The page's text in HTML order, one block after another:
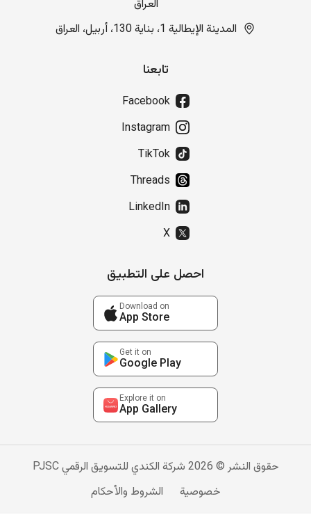
العراق
المدينة الإيطالية 1، بناية 130، أربيل، العراق
تابعنا
Facebook
Instagram
TikTok
Threads
LinkedIn
X
احصل على التطبيق
Download on
App Store
Get it on
Google Play
Explore it on
App Gallery
حقوق النشر © 2026 شركة الكندي للتسويق الرقمي PJSC
خصوصية
الشروط والأحكام